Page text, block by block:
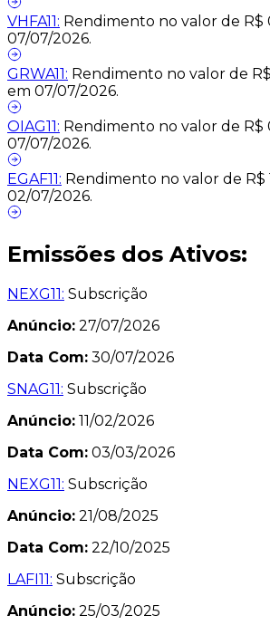
VHFA11: Rendimento no valor de R$
07/07/2026.
GRWA11: Rendimento no valor de
em 07/07/2026.
OIAG11: Rendimento no valor de R$
07/07/2026.
EGAF11: Rendimento no valor de R$
02/07/2026.
Emissões dos Ativos:
NEXG11: Subscrição
Anúncio: 27/07/2026
Data Com: 30/07/2026
SNAG11: Subscrição
Anúncio: 11/02/2026
Data Com: 03/03/2026
NEXG11: Subscrição
Anúncio: 21/08/2025
Data Com: 22/10/2025
LAFI11: Subscrição
Anúncio: 25/03/2025